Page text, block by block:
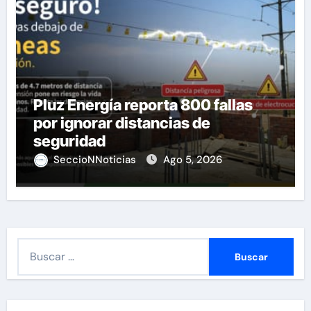
Pluz Energía reporta 800 fallas
por ignorar distancias de
seguridad
SeccioNNoticias Ago 5, 2026